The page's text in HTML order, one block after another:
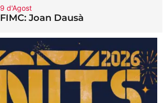
9 d'Agost
FIMC: Joan Dausà